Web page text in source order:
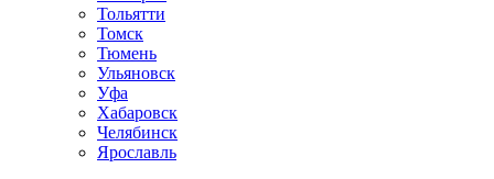
Тольятти
Томск
Тюмень
Ульяновск
Уфа
Хабаровск
Челябинск
Ярославль